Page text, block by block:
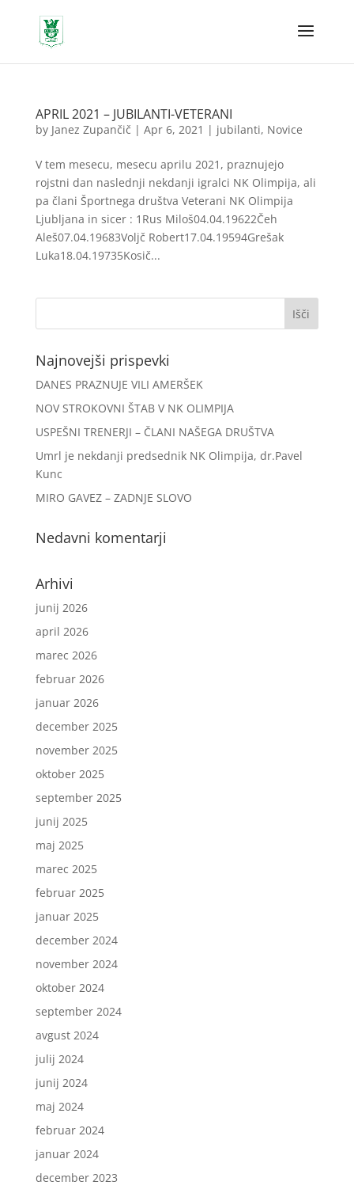
APRIL 2021 – JUBILANTI-VETERANI
by Janez Zupančič | Apr 6, 2021 | jubilanti, Novice
V tem mesecu, mesecu aprilu 2021, praznujejo
rojstni dan naslednji nekdanji igralci NK Olimpija, ali
pa člani Športnega društva Veterani NK Olimpija
Ljubljana in sicer : 1Rus Miloš04.04.19622Čeh
Aleš07.04.19683Voljč Robert17.04.19594Grešak
Luka18.04.19735Kosič...
Najnovejši prispevki
DANES PRAZNUJE VILI AMERŠEK
NOV STROKOVNI ŠTAB V NK OLIMPIJA
USPEŠNI TRENERJI – ČLANI NAŠEGA DRUŠTVA
Umrl je nekdanji predsednik NK Olimpija, dr.Pavel
Kunc
MIRO GAVEZ – ZADNJE SLOVO
Nedavni komentarji
Arhivi
junij 2026
april 2026
marec 2026
februar 2026
januar 2026
december 2025
november 2025
oktober 2025
september 2025
junij 2025
maj 2025
marec 2025
februar 2025
januar 2025
december 2024
november 2024
oktober 2024
september 2024
avgust 2024
julij 2024
junij 2024
maj 2024
februar 2024
januar 2024
december 2023